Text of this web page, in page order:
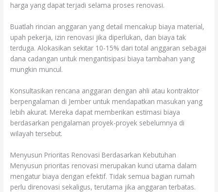
harga yang dapat terjadi selama proses renovasi.
Buatlah rincian anggaran yang detail mencakup biaya material,
upah pekerja, izin renovasi jika diperlukan, dan biaya tak
terduga. Alokasikan sekitar 10-15% dari total anggaran sebagai
dana cadangan untuk mengantisipasi biaya tambahan yang
mungkin muncul.
Konsultasikan rencana anggaran dengan ahli atau kontraktor
berpengalaman di Jember untuk mendapatkan masukan yang
lebih akurat. Mereka dapat memberikan estimasi biaya
berdasarkan pengalaman proyek-proyek sebelumnya di
wilayah tersebut.
Menyusun Prioritas Renovasi Berdasarkan Kebutuhan
Menyusun prioritas renovasi merupakan kunci utama dalam
mengatur biaya dengan efektif. Tidak semua bagian rumah
perlu direnovasi sekaligus, terutama jika anggaran terbatas.